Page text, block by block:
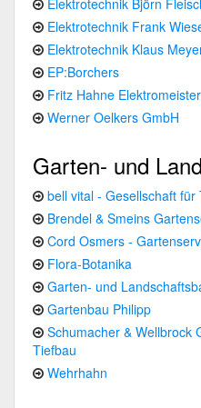
Elektrotechnik Björn
Elektrotechnik Frank
Elektrotechnik Klaus
EP:Borchers
Fritz Hahne Elektromeister
Werner Oelkers GmbH
Garten- und
bell vital - Gesellschaft für
Brendel & Smeins
Cord Osmers -
Flora-Botanika
Garten- und
Gartenbau Philipp
Schumacher & Wellbrock
Tiefbau
Wehrhahn